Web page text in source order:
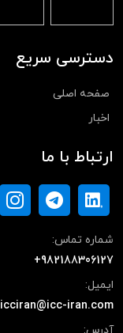
دسترسی سریع
صفحه اصلی
اخبار
ارتباط با ما
شماره تماس:
+982188306127
ایمیل:
icciran@icc-iran.com